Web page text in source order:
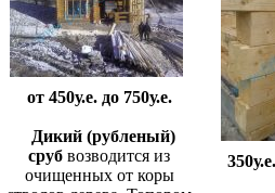
от 450у.е. до 750у.е.
Дикий (рубленый)
сруб возводится из
очищенных от коры